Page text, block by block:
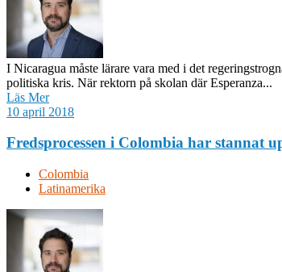
I Nicaragua måste lärare vara med i det
politiska kris. När rektorn på skolan där Esperanza...
Läs Mer
10 april 2018
Fredsprocessen i Colombia har stannat
Colombia
Latinamerika